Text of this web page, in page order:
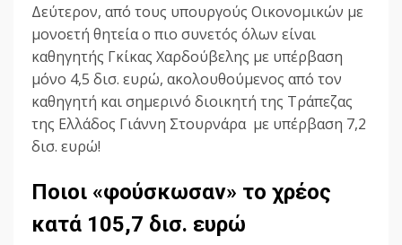
Δεύτερον, από τους υπουργούς Οικονομικών με
μονοετή θητεία ο πιο συνετός όλων είναι
καθηγητής Γκίκας Χαρδούβελης με υπέρβαση
μόνο 4,5 δισ. ευρώ, ακολουθούμενος από τον
καθηγητή και σημερινό διοικητή της Τράπεζας
της Ελλάδος Γιάννη Στουρνάρα με υπέρβαση 7,2
δισ. ευρώ!
Ποιοι «φούσκωσαν» το χρέος
κατά 105,7 δισ. ευρώ